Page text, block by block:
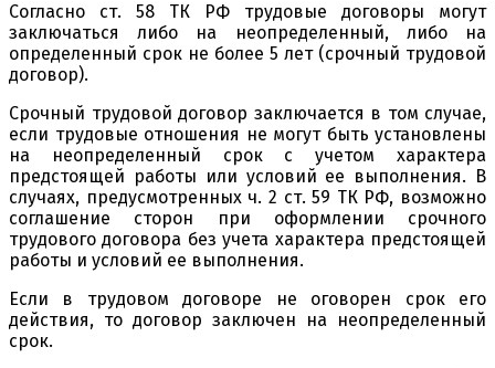
Согласно ст. 58 ТК РФ трудовые договоры могут
заключаться либо на неопределенный, либо на
определенный срок не более 5 лет (срочный трудовой
договор).
Срочный трудовой договор заключается в том случае,
если трудовые отношения не могут быть установлены
на неопределенный срок с учетом характера
предстоящей работы или условий ее выполнения. В
случаях, предусмотренных ч. 2 ст. 59 ТК РФ, возможно
соглашение сторон при оформлении срочного
трудового договора без учета характера предстоящей
работы и условий ее выполнения.
Если в трудовом договоре не оговорен срок его
действия, то договор заключен на неопределенный
срок.